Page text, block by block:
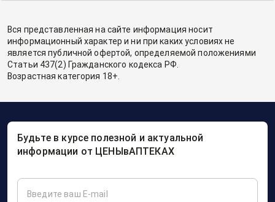
Вся представленная на сайте информация носит
информационный характер и ни при каких условиях не
является публичной офертой, определяемой положениями
Статьи 437(2) Гражданского кодекса РФ.
Возрастная категория 18+.
Будьте в курсе полезной и актуальной
информации от ЦЕНЫвАПТЕКАХ